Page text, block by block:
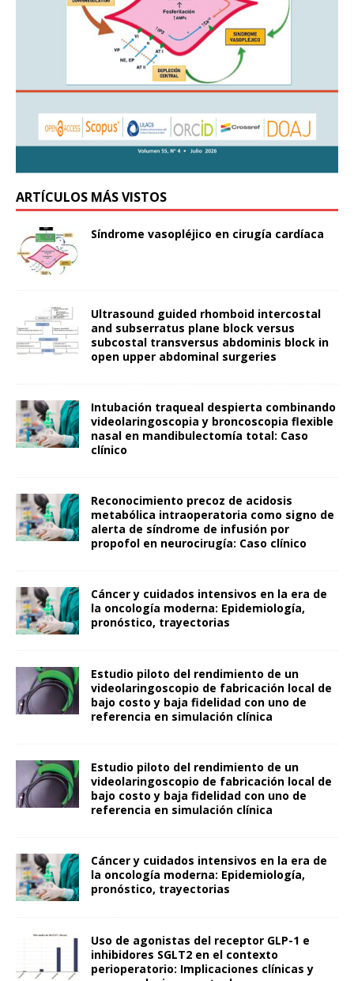
ARTÍCULOS MÁS VISTOS
Síndrome vasopléjico en cirugía cardíaca
Ultrasound guided rhomboid intercostal
and subserratus plane block versus
subcostal transversus abdominis block in
open upper abdominal surgeries
Intubación traqueal despierta combinando
videolaringoscopia y broncoscopia flexible
nasal en mandibulectomía total: Caso
clínico
Reconocimiento precoz de acidosis
metabólica intraoperatoria como signo de
alerta de síndrome de infusión por
propofol en neurocirugía: Caso clínico
Cáncer y cuidados intensivos en la era de
la oncología moderna: Epidemiología,
pronóstico, trayectorias
Estudio piloto del rendimiento de un
videolaringoscopio de fabricación local de
bajo costo y baja fidelidad con uno de
referencia en simulación clínica
Estudio piloto del rendimiento de un
videolaringoscopio de fabricación local de
bajo costo y baja fidelidad con uno de
referencia en simulación clínica
Cáncer y cuidados intensivos en la era de
la oncología moderna: Epidemiología,
pronóstico, trayectorias
Uso de agonistas del receptor GLP-1 e
inhibidores SGLT2 en el contexto
perioperatorio: Implicaciones clínicas y